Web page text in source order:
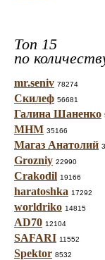
Топ 15
по
mr.seniv 78274
Скилеф 56681
Галина Шаненко
МНМ 35166
Магаз Анатолий
Grozniy 22990
Crakodil 19166
haratoshka 17292
worldriko 14815
AD70 12104
SAFARI 11552
Spektor 8532